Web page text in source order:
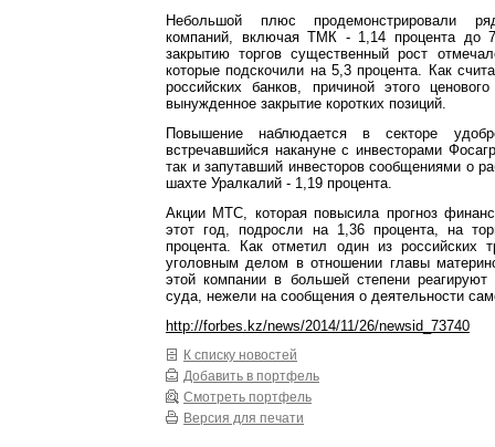
Небольшой плюс продемонстрировали
компаний, включая ТМК - 1,14 процента до
закрытию торгов существенный рост
которые подскочили на 5,3 процента. Как
российских банков, причиной этого
вынужденное закрытие коротких позиций.
Повышение наблюдается в секторе
встречавшийся накануне с инвесторами
так и запутавший инвесторов сообщениями о
шахте Уралкалий - 1,19 процента.
Акции МТС, которая повысила прогноз
этот год, подросли на 1,36 процента, на
процента. Как отметил один из российских
уголовным делом в отношении главы
этой компании в большей степени
суда, нежели на сообщения о деятельности
http://forbes.kz/news/2014/11/26/newsid_73740
К списку новостей
Добавить в портфель
Смотреть портфель
Версия для печати